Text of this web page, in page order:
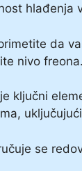
hlađenja
da
nivo freona.
ključni
se